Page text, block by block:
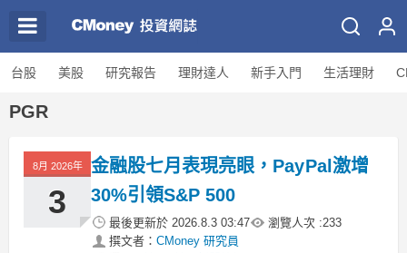
台股 美股 研究報告 理財達人 新手入門 生活理財
PGR
8月 2026年
3
金融股七月表現亮眼，PayPal激增
30%引領S&P 500
最後更新於 2026.8.3 03:47 瀏覽人次 :233
撰文者： CMoney 研究員